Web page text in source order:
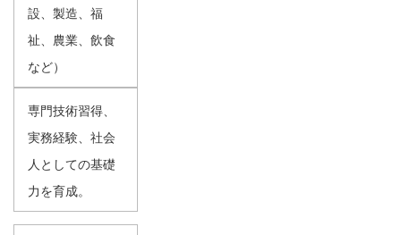
設、製造、福
祉、農業、飲食
など）
専門技術習得、
実務経験、社会
人としての基礎
力を育成。